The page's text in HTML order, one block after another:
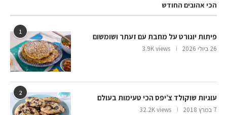
הכי אהובים החודש
1
פיתות יוגורט על מחבת עם זעתר ושומשום
26 ביולי 2026 3.9K views
2
עוגיות שוקולד צ’יפס הכי טעימות בעולם
7 במרץ 2018 32.2K views